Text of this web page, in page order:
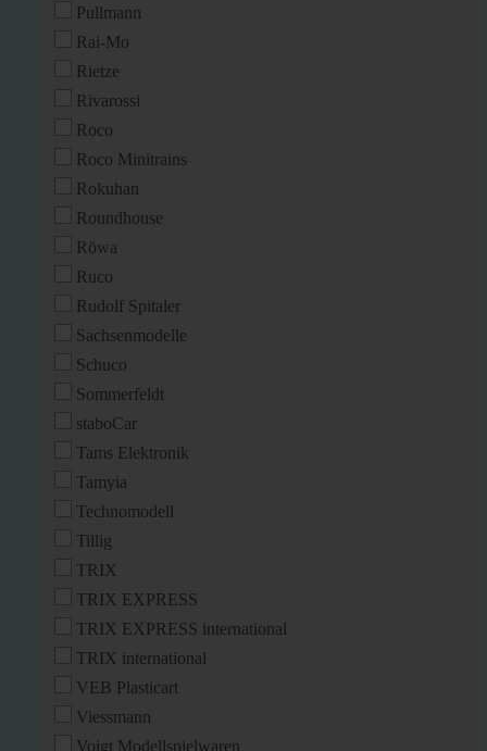
Pullmann
Rai-Mo
Rietze
Rivarossi
Roco
Roco Minitrains
Rokuhan
Roundhouse
Röwa
Ruco
Rudolf Spitaler
Sachsenmodelle
Schuco
Sommerfeldt
staboCar
Tams Elektronik
Tamyia
Technomodell
Tillig
TRIX
TRIX EXPRESS
TRIX EXPRESS international
TRIX international
VEB Plasticart
Viessmann
Voigt Modellspielwaren